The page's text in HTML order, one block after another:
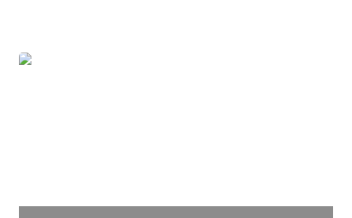
รายการสินค้าวันนี้ อาหารทะเลปลอดภัย